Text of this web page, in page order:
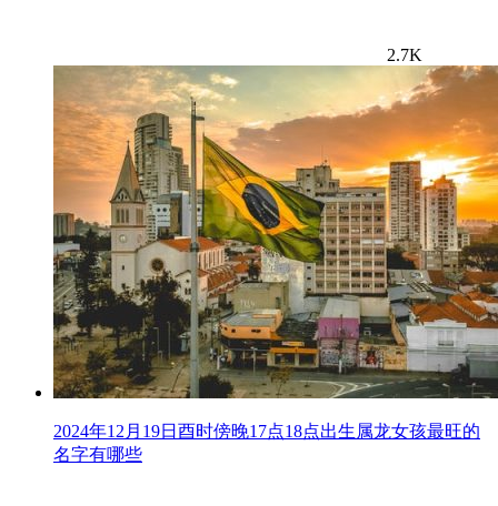
2.7K
2024年12月19日酉时傍晚17点18点出生属龙女孩最旺的
名字有哪些